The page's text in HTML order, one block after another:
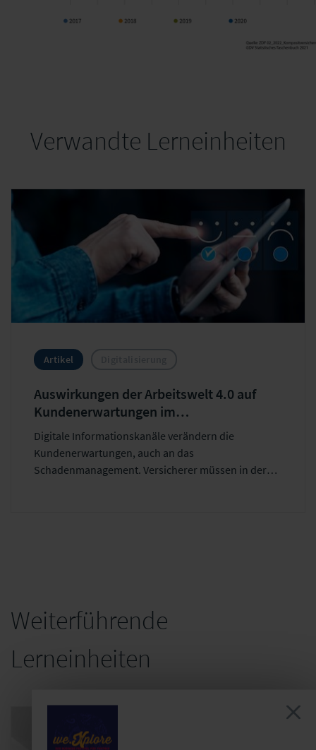
Verwandte Lerneinheiten
Artikel
Auswirkungen der Arbeitswelt 4.0 auf
Kundenerwartungen im
Schadenmanagement
Digitale Informationskanäle verändern die
Kundenerwartungen, auch an das
Schadenmanagement. Versicherer müssen in der
Weiterführende
Lerneinheiten